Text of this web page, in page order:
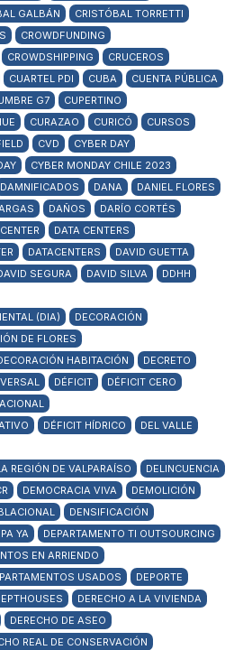
GALBÁN
CRISTÓBAL TORRETTI
CROWDFUNDING
CROWDSHIPPING
CRUCEROS
CUARTEL PDI CUBA
CUENTA PÚBLICA
G7
CUPERTINO
CURAZAO CURICÓ
CURSOS
CVD
CYBER DAY
CYBER MONDAY CHILE 2023
DAMNIFICADOS DANA
DANIEL FLORES
DAÑOS
DARÍO CORTÉS
DATA CENTERS
DATACENTERS
DAVID GUETTA
SEGURA DAVID SILVA
DDHH
(DIA)
DECORACIÓN
DE FLORES
HABITACIÓN
DECRETO
DÉFICIT
DÉFICIT CERO
DÉFICIT HÍDRICO
DEL VALLE
REGIÓN DE VALPARAÍSO
DELINCUENCIA
DEMOCRACIA VIVA
DEMOLICIÓN
DENSIFICACIÓN
YA
DEPARTAMENTO TI OUTSOURCING
EN ARRIENDO
USADOS
DEPORTE
DERECHO A LA VIVIENDA
DERECHO DE ASEO
REAL DE CONSERVACIÓN